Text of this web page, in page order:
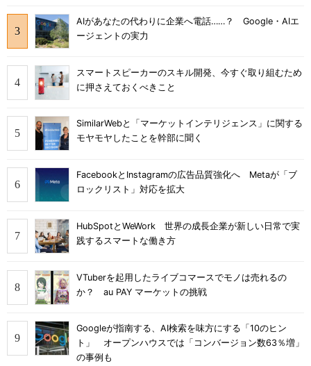
AIがあなたの代わりに企業へ電話……？ Google・AIエ
ージェントの実力
スマートスピーカーのスキル開発、今すぐ取り組むため
に押さえておくべきこと
SimilarWebと「マーケットインテリジェンス」に関する
モヤモヤしたことを幹部に聞く
FacebookとInstagramの広告品質強化へ Metaが「ブ
ロックリスト」対応を拡大
HubSpotとWeWork 世界の成長企業が新しい日常で実
践するスマートな働き方
VTuberを起用したライブコマースでモノは売れるの
か？ au PAY マーケットの挑戦
Googleが指南する、AI検索を味方にする「10のヒン
ト」 オープンハウスでは「コンバージョン数63％増」
の事例も